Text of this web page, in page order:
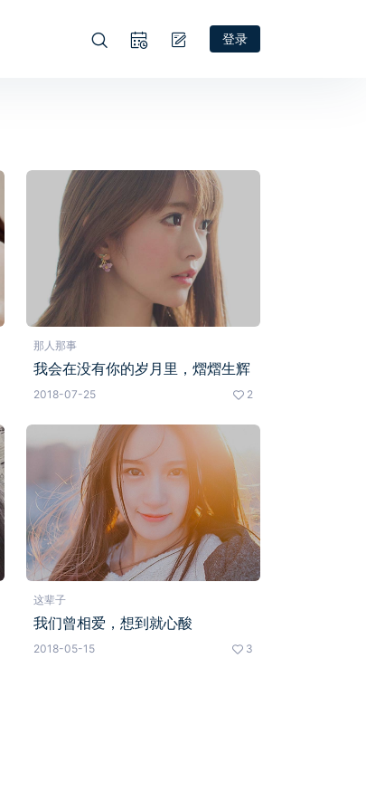
登录
那人那事
我会在没有你的岁月里，熠熠生辉
2018-07-25 2
这辈子
我们曾相爱，想到就心酸
2018-05-15 3